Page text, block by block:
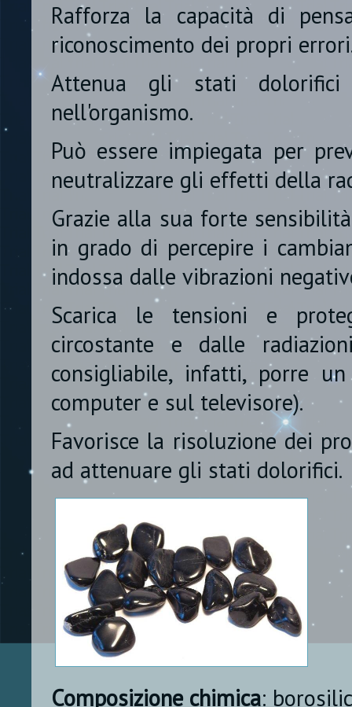
Rafforza la capacità di
riconoscimento dei propri
Attenua gli stati
nell'organismo.
Può essere impiegata per
neutralizzare gli effetti della
Grazie alla sua forte
in grado di percepire i
indossa dalle vibrazioni
Scarica le tensioni e
circostante e dalle
consigliabile, infatti, porre
computer e sul televisore).
Favorisce la risoluzione dei
ad attenuare gli stati dolorifici.
Composizione chimica: